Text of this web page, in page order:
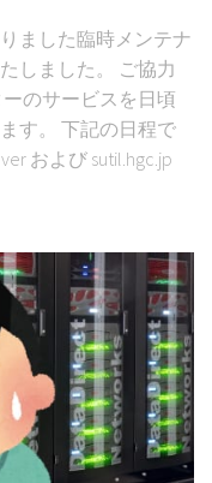
ました臨時メンテナ
しました。 ご協力
のサービスを日頃
す。 下記の日程で
および sutil.hgc.jp